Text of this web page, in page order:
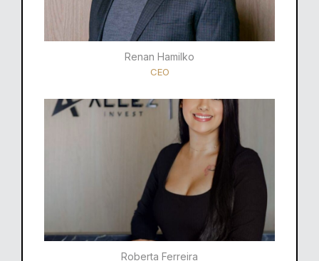
Renan Hamilko​
CEO
Roberta Ferreira